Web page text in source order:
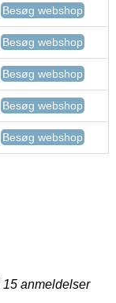
Besøg webshop
Besøg webshop
Besøg webshop
Besøg webshop
Besøg webshop
15 anmeldelser